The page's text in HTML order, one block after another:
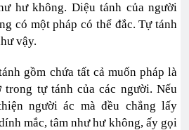
hư không. Diệu tánh của người
có một pháp có thể đắc. Tự tánh
vậy.
gồm chứa tất cả muốn pháp là
tự tánh của các người. Nếu
người ác mà đều chẳng lấy
mắc, tâm như hư không, ấy gọi